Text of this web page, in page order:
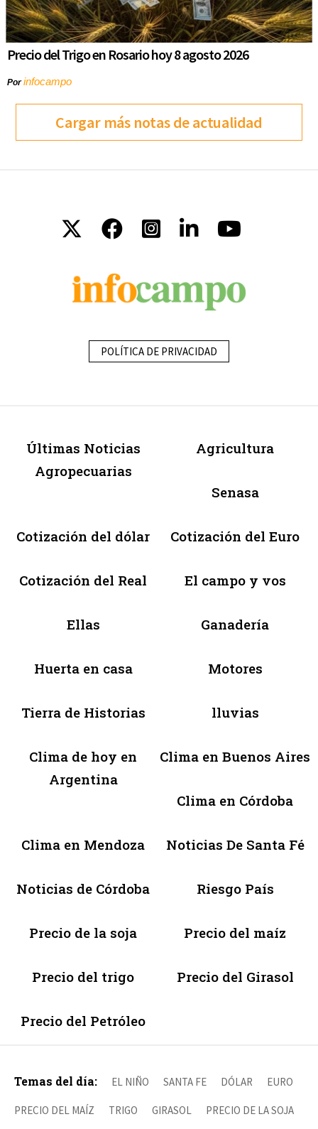
Precio del Trigo en Rosario hoy 8 agosto 2026
Porinfocampo
Cargar más notas de actualidad
POLÍTICA DE PRIVACIDAD
Últimas Noticias
Agropecuarias
Agricultura
Senasa
Cotización del dólar Cotización del Euro
Cotización del Real El campo y vos
Ellas Ganadería
Huerta en casa Motores
Tierra de Historias lluvias
Clima de hoy en
Argentina
Clima en Buenos Aires
Clima en Córdoba
Clima en Mendoza Noticias De Santa Fé
Noticias de Córdoba Riesgo País
Precio de la soja Precio del maíz
Precio del trigo Precio del Girasol
Precio del Petróleo
Temas del día: EL NIÑO SANTA FE DÓLAR EURO
PRECIO DEL MAÍZ TRIGO GIRASOL PRECIO DE LA SOJA